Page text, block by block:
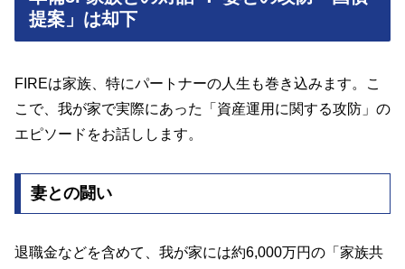
提案」は却下
FIREは家族、特にパートナーの人生も巻き込みます。こ
こで、我が家で実際にあった「資産運用に関する攻防」の
エピソードをお話しします。
妻との闘い
退職金などを含めて、我が家には約6,000万円の「家族共